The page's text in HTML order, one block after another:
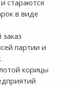
стараются
в виде
партии и
корицы